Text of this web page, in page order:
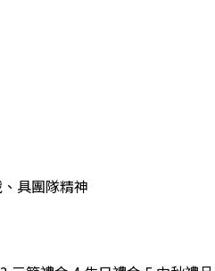
具團隊精神